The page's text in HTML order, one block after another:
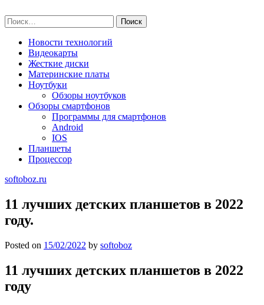
to
content
Найти:
Новости технологий
Видеокарты
Жесткие диски
Материнские платы
Ноутбуки
Обзоры ноутбуков
Обзоры смартфонов
Программы для смартфонов
Android
IOS
Планшеты
Процессор
softoboz.ru
11 лучших детских планшетов в 2022
году.
Posted on 15/02/2022 by softoboz
11 лучших детских планшетов в 2022
году